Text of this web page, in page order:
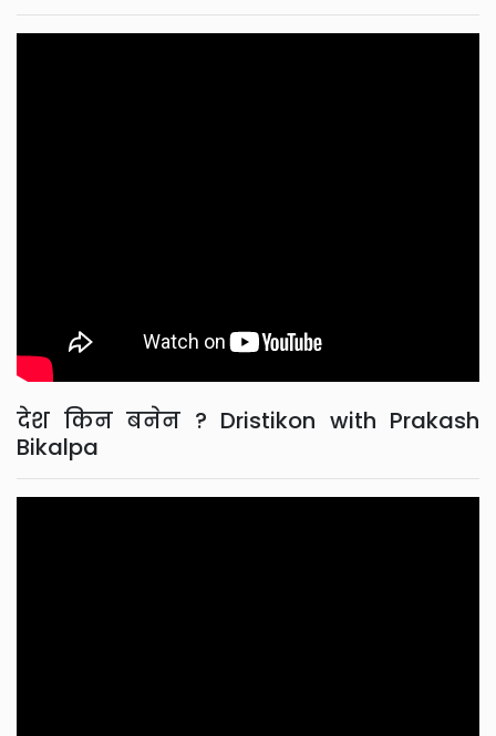
देश किन बनेन ? Dristikon with Prakash
Bikalpa